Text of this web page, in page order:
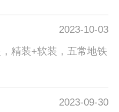
2023-10-03
精装+软装，五常地铁
2023-09-30